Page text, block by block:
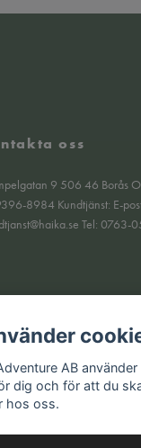
oss
9 506 46 Borås
8984 Kundtjänst: E-
Tel: 0763-
AB
dig och för att du
hos oss.